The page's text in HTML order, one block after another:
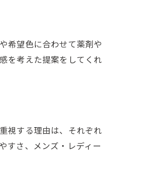
希望色に合わせて薬剤や
を考えた提案をしてくれ
視する理由は、それぞれ
すさ、メンズ・レディー